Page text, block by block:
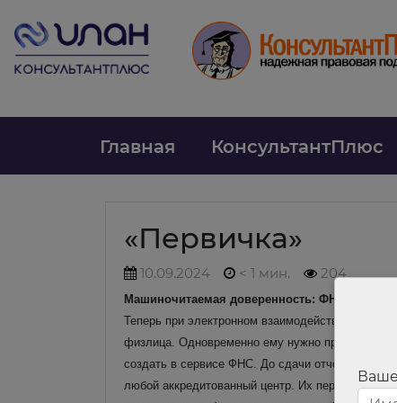
Главная КонсультантПлюс
«Первичка»
10.09.2024 < 1 мин. 204
Машиночитаемая доверенность: ФНС
Теперь при электронном взаимодействии с
физлица. Одновременно ему нужно
создать в сервисе ФНС. До сдачи отчетности
любой аккредитованный центр. Их перечень